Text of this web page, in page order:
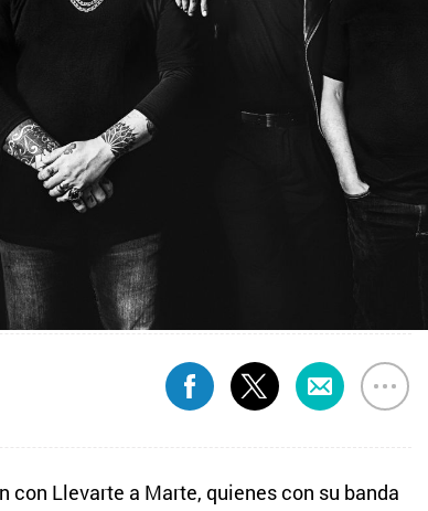
con Llevarte a Marte, quienes con su banda